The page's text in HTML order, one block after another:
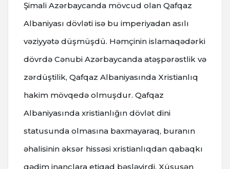
Şimali Azərbaycanda mövcud olan Qafqaz
Albaniyası dövləti isə bu imperiyadan asılı
vəziyyətə düşmüşdü. Həmçinin islamaqədərki
dövrdə Cənubi Azərbaycanda atəşpərəstlik və
zərdüştilik, Qafqaz Albaniyasında Xristianlıq
hakim mövqedə olmuşdur. Qafqaz
Albaniyasında xristianlığın dövlət dini
statusunda olmasına baxmayaraq, buranın
əhalisinin əksər hissəsi xristianlıqdan qabaqkı
qədim inanclara etiqad bəsləyirdi. Xüsusən